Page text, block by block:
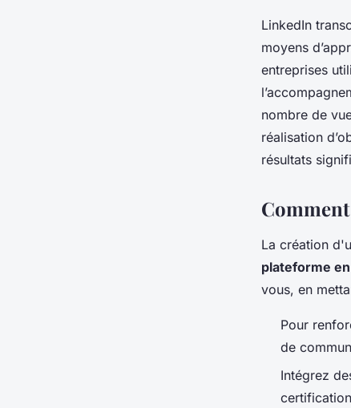
LinkedIn
moyens
entreprises
nombre de
réalisation
résultats
La création
plateforme
vous, en
Pour
de
Intégrez